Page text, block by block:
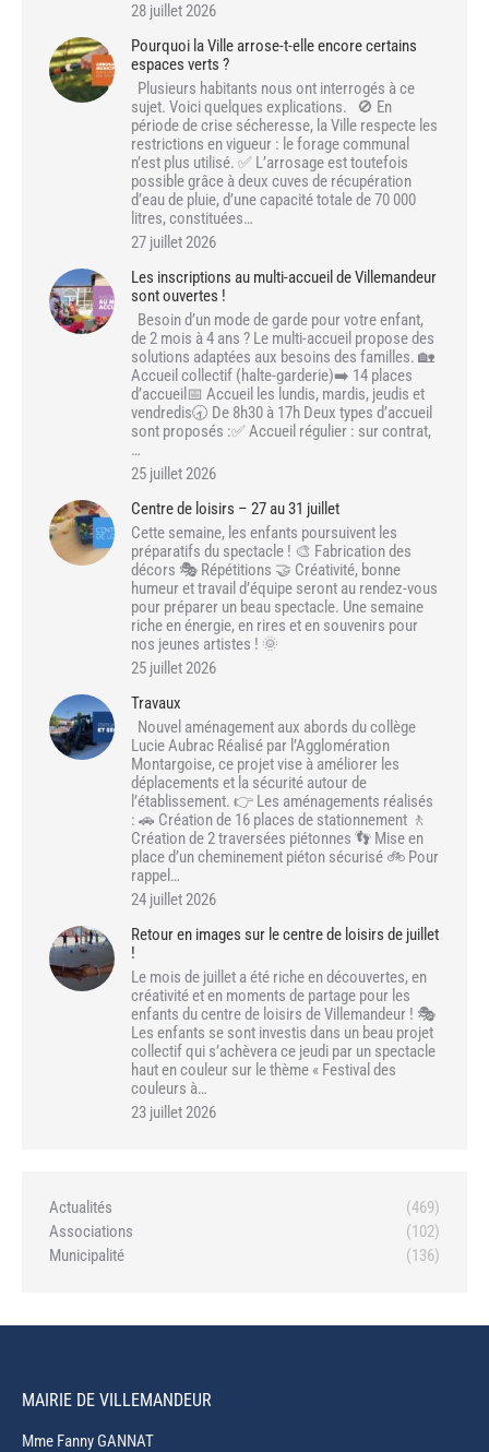
28 juillet 2026
Pourquoi la Ville arrose-t-elle encore certains
espaces verts ?
Plusieurs habitants nous ont interrogés à ce
sujet. Voici quelques explications. 🚫 En
période de crise sécheresse, la Ville respecte les
restrictions en vigueur : le forage communal
n’est plus utilisé. ✅ L’arrosage est toutefois
possible grâce à deux cuves de récupération
d’eau de pluie, d’une capacité totale de 70 000
litres, constituées…
27 juillet 2026
Les inscriptions au multi-accueil de Villemandeur
sont ouvertes !
Besoin d’un mode de garde pour votre enfant,
de 2 mois à 4 ans ? Le multi-accueil propose des
solutions adaptées aux besoins des familles. 🏡
Accueil collectif (halte-garderie)➡️ 14 places
d’accueil📅 Accueil les lundis, mardis, jeudis et
vendredis🕣 De 8h30 à 17h Deux types d’accueil
sont proposés :✅ Accueil régulier : sur contrat,
…
25 juillet 2026
Centre de loisirs – 27 au 31 juillet
Cette semaine, les enfants poursuivent les
préparatifs du spectacle ! 🎨 Fabrication des
décors 🎭 Répétitions 🤝 Créativité, bonne
humeur et travail d’équipe seront au rendez-vous
pour préparer un beau spectacle. Une semaine
riche en énergie, en rires et en souvenirs pour
nos jeunes artistes ! 🌞
25 juillet 2026
Travaux
Nouvel aménagement aux abords du collège
Lucie Aubrac Réalisé par l’Agglomération
Montargoise, ce projet vise à améliorer les
déplacements et la sécurité autour de
l’établissement. 👉 Les aménagements réalisés
: 🚗 Création de 16 places de stationnement 🚶
Création de 2 traversées piétonnes 👣 Mise en
place d’un cheminement piéton sécurisé 🚲 Pour
rappel…
24 juillet 2026
Retour en images sur le centre de loisirs de juillet
!
Le mois de juillet a été riche en découvertes, en
créativité et en moments de partage pour les
enfants du centre de loisirs de Villemandeur ! 🎭
Les enfants se sont investis dans un beau projet
collectif qui s’achèvera ce jeudi par un spectacle
haut en couleur sur le thème « Festival des
couleurs à…
23 juillet 2026
Actualités
(469)
Associations
(102)
Municipalité
(136)
MAIRIE DE VILLEMANDEUR
Mme Fanny GANNAT